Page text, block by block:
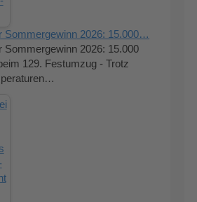
Sommergewinn 2026: 15.000…
Sommergewinn 2026: 15.000
129. Festumzug - Trotz